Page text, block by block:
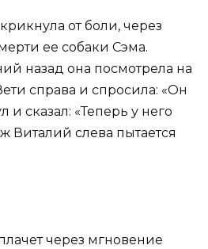
от боли, через
ее собаки Сэма.
назад она посмотрела на
справа и спросила: «Он
сказал: «Теперь у него
Виталий слева пытается
через мгновение